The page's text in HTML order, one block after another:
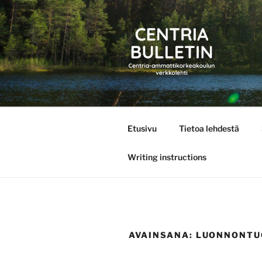
Siirry
sisältöön
CENTRIA
Etusivu Tietoa lehdestä
Writing instructions
AVAINSANA: